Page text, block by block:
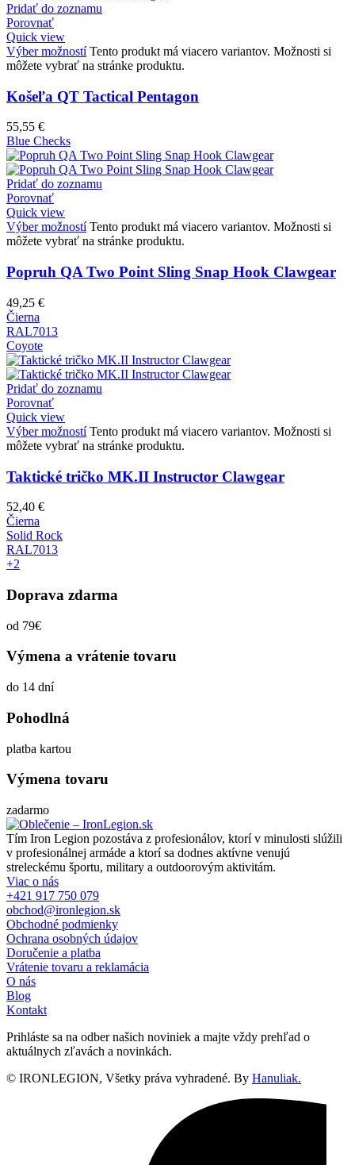
Pridať do zoznamu
Porovnať
Quick view
Výber možností Tento produkt má viacero variantov. Možnosti si
môžete vybrať na stránke produktu.
Košeľa QT Tactical Pentagon
55,55 €
Blue Checks
Pridať do zoznamu
Porovnať
Quick view
Výber možností Tento produkt má viacero variantov. Možnosti si
môžete vybrať na stránke produktu.
Popruh QA Two Point Sling Snap Hook Clawgear
49,25 €
Čierna
RAL7013
Coyote
Pridať do zoznamu
Porovnať
Quick view
Výber možností Tento produkt má viacero variantov. Možnosti si
môžete vybrať na stránke produktu.
Taktické tričko MK.II Instructor Clawgear
52,40 €
Čierna
Solid Rock
RAL7013
+2
Doprava zdarma
od 79€
Výmena a vrátenie tovaru
do 14 dní
Pohodlná
platba kartou
Výmena tovaru
zadarmo
Tím Iron Legion pozostáva z profesionálov, ktorí v minulosti slúžili
v profesionálnej armáde a ktorí sa dodnes aktívne venujú
streleckému športu, military a outdoorovým aktivitám.
Viac o nás
+421 917 750 079
obchod@ironlegion.sk
Obchodné podmienky
Ochrana osobných údajov
Doručenie a platba
Vrátenie tovaru a reklamácia
O nás
Blog
Kontakt
Prihláste sa na odber našich noviniek a majte vždy prehľad o
aktuálnych zľavách a novinkách.
© IRONLEGION, Všetky práva vyhradené. By Hanuliak.